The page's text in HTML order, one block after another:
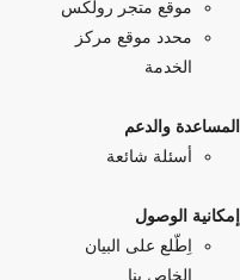
موقع متجر رولكس
محدد موقع مركز
الخدمة
المساعدة والدعم
أسئلة شائعة
إمكانية الوصول
اِطّلع على البيان
الخاص بنا